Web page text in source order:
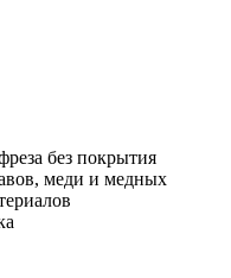
без покрытия
меди и медных